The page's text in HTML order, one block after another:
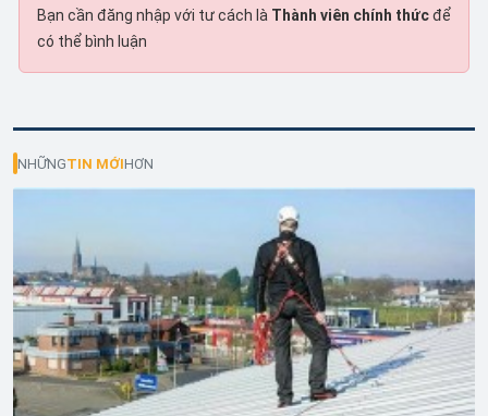
Bạn cần đăng nhập với tư cách là Thành viên chính thứcđể
có thể bình luận
NHỮNGTIN MỚIHƠN